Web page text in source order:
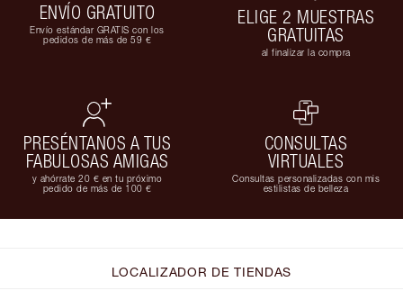
ENVÍO GRATUITO
Envío estándar GRATIS con los
pedidos de más de 59 €
ELIGE 2 MUESTRAS
GRATUITAS
al finalizar la compra
PRESÉNTANOS A TUS
FABULOSAS AMIGAS
y ahórrate 20 € en tu próximo
pedido de más de 100 €
CONSULTAS
VIRTUALES
Consultas personalizadas con mis
estilistas de belleza
LOCALIZADOR DE TIENDAS